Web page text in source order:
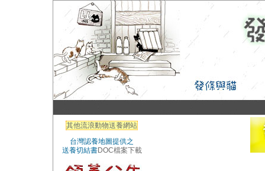
其他流浪動物送養網站
台灣認養地圖提供之
送養切結書DOC檔案下載